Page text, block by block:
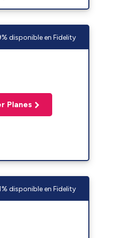
disponible en Fidelity
Planes
disponible en Fidelity